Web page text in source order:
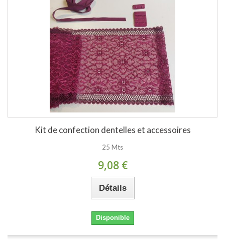
Kit de confection dentelles et accessoires
25 Mts
9,08 €
Détails
Disponible